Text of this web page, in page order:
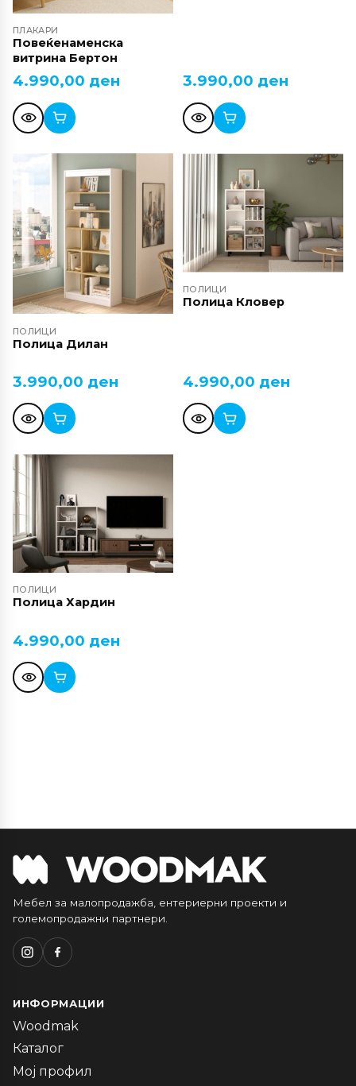
ПЛАКАРИ
Повеќенаменска
витрина Бертон
4.990,00 ден 3.990,00 ден
ПОЛИЦИ
Полица Дилан
3.990,00 ден
ПОЛИЦИ
Полица Кловер
4.990,00 ден
ПОЛИЦИ
Полица Хардин
4.990,00 ден
Мебел за малопродажба, ентериерни проекти и
големопродажни партнери.
ИНФОРМАЦИИ
Woodmak
Каталог
Мој профил